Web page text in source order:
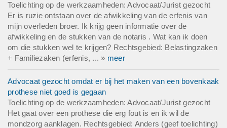
Toelichting op de werkzaamheden: Advocaat/Jurist gezocht
Er is ruzie ontstaan over de afwikkeling van de erfenis van
mijn overleden broer. Ik krijg geen informatie over de
afwikkeling en de stukken van de notaris . Wat kan ik doen
om die stukken wel te krijgen? Rechtsgebied: Belastingzaken
+ Familiezaken (erfenis, ... » meer
Advocaat gezocht omdat er bij het maken van een bovenkaak
prothese niet goed is gegaan
Toelichting op de werkzaamheden: Advocaat/Jurist gezocht
Het gaat over een prothese die erg fout is en ik wil de
mondzorg aanklagen. Rechtsgebied: Anders (geef toelichting)